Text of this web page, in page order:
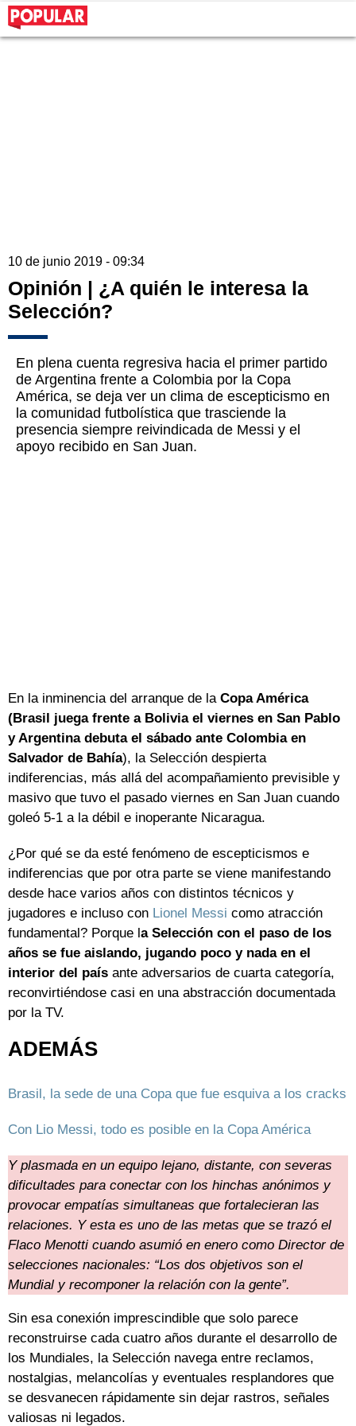
10 de junio 2019 - 09:34
Opinión | ¿A quién le interesa la
Selección?
En plena cuenta regresiva hacia el primer partido
de Argentina frente a Colombia por la Copa
América, se deja ver un clima de escepticismo en
la comunidad futbolística que trasciende la
presencia siempre reivindicada de Messi y el
apoyo recibido en San Juan.
En la inminencia del arranque de laCopa América
(Brasil juega frente a Bolivia el viernes en San Pablo
y Argentina debuta el sábado ante Colombia en
Salvador de Bahía), la Selección despierta
indiferencias, más allá del acompañamiento previsible y
masivo que tuvo el pasado viernes en San Juan cuando
goleó 5-1 a la débil e inoperante Nicaragua.
¿Por qué se da esté fenómeno de escepticismos e
indiferencias que por otra parte se viene manifestando
desde hace varios años con distintos técnicos y
jugadores e incluso con Lionel Messi como atracción
fundamental? Porque la Selección con el paso de los
años se fue aislando, jugando poco y nada en el
interior del país ante adversarios de cuarta categoría,
reconvirtiéndose casi en una abstracción documentada
por la TV.
ADEMÁS
Brasil, la sede de una Copa que fue esquiva a los cracks
Con Lio Messi, todo es posible en la Copa América
Y plasmada en un equipo lejano, distante, con severas
dificultades para conectar con los hinchas anónimos y
provocar empatías simultaneas que fortalecieran las
relaciones. Y esta es uno de las metas que se trazó el
Flaco Menotti cuando asumió en enero como Director de
selecciones nacionales: “Los dos objetivos son el
Mundial y recomponer la relación con la gente”.
Sin esa conexión imprescindible que solo parece
reconstruirse cada cuatro años durante el desarrollo de
los Mundiales, la Selección navega entre reclamos,
nostalgias, melancolías y eventuales resplandores que
se desvanecen rápidamente sin dejar rastros, señales
valiosas ni legados.